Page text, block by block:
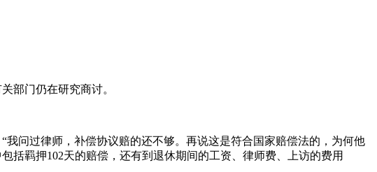
部门仍在研究商讨。
问过律师，补偿协议赔的还不够。再说这是符合国家赔偿法的，为何他
括羁押102天的赔偿，还有到退休期间的工资、律师费、上访的费用